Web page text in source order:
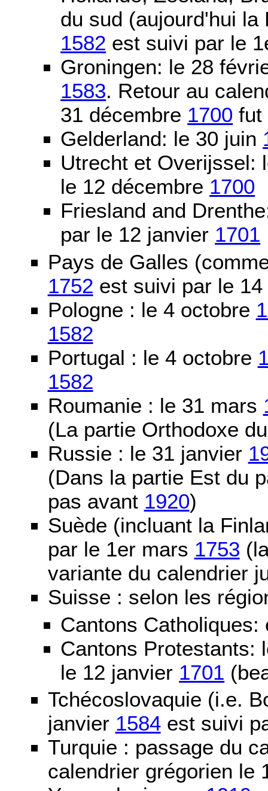
du sud (aujourd'hui la
1582 est suivi par le
Groningen: le 28
1583. Retour au
31 décembre 1700 fut
Gelderland: le 30 juin
Utrecht et Overijssel:
le 12 décembre 1700
Friesland and
par le 12 janvier 1701
Pays de Galles
1752 est suivi par le
Pologne : le 4 octobre
1582
Portugal : le 4 octobre
1582
Roumanie : le 31 mars
(La partie Orthodoxe
Russie : le 31 janvier
(Dans la partie Est du
pas avant 1920)
Suède (incluant la
par le 1er mars 1753
variante du calendrier
Suisse : selon les
Cantons
Cantons Protestants:
le 12 janvier 1701
Tchécoslovaquie (i.e.
janvier 1584est suivi
Turquie : passage du
calendrier grégorien le